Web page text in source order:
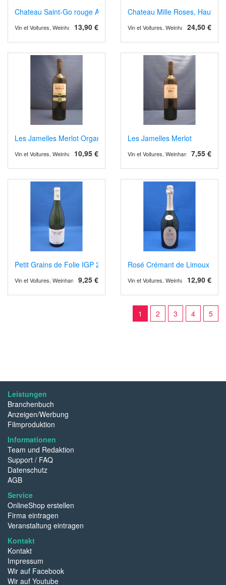
Chateau Saint-Go rouge AOP Saint Mont 2019
13,90 €
Vin et Voitures, Weinhandel und Weinimport
Chateau Mille Roses, Haut
24,50 €
Vin et Voitures, Weinhandel und
Les Jamelles Merlot Organic
10,95 €
Vin et Voitures, Weinhandel und Weinimport
Les Jamelles Merlot
7,55 €
Vin et Voitures, Weinhandel und
Petit Grains de Folie IGP 2022/4
9,25 €
Vin et Voitures, Weinhandel und Weinimport
Rosé Crémant de Limoux
12,90 €
Vin et Voitures, Weinhandel und
1 2 3 4 5
Leistungen
Branchenbuch
Anzeigen/Werbung
Filmproduktion
Informationen
Team und Redaktion
Support / FAQ
Datenschutz
AGB
Service
OnlineShop erstellen
Firma eintragen
Veranstaltung eintragen
Kontakt
Kontakt
Impressum
Wir auf Facebook
Wir auf Youtube